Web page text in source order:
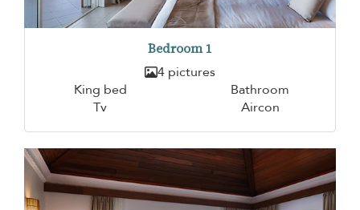
Bedroom 1
4 pictures
King bed
Bathroom
Tv
Aircon